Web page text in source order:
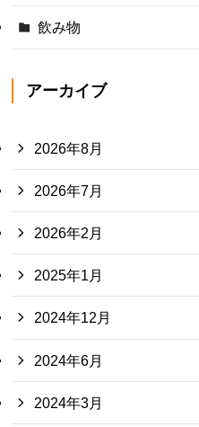
飲み物
アーカイブ
2026年8月
2026年7月
2026年2月
2025年1月
2024年12月
2024年6月
2024年3月